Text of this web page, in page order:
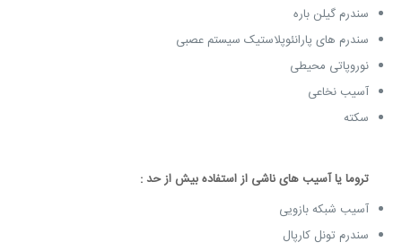
سندرم گیلن باره
سندرم های پارانئوپلاستیک سیستم عصبی
نوروپاتی محیطی
آسیب نخاعی
سکته
تروما یا آسیب های ناشی از استفاده بیش از حد :
آسیب شبکه بازویی
سندرم تونل کارپال